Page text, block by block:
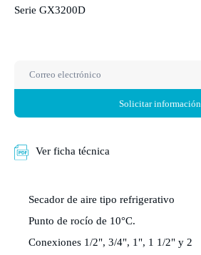
Serie GX3200D
Solicitar información
Ver ficha técnica
Secador de aire tipo refrigerativo
Punto de rocío de 10°C.
Conexiones 1/2", 3/4", 1", 1 1/2" y 2